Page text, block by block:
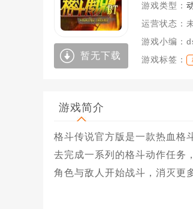
暂无下载
游戏类型：
运营状态：
游戏小编：
游戏标签：
游戏简介
格斗传说官方版是一款热血格
去完成一系列的格斗动作任务
角色与敌人开始战斗，消灭更